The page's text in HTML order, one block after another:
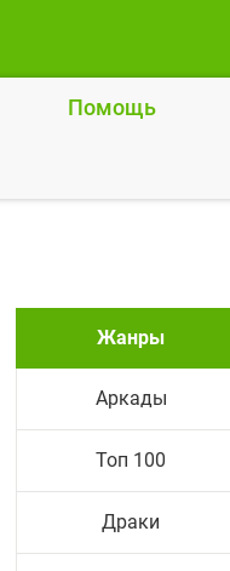
Помощь
Жанры
Аркады
Топ 100
Драки